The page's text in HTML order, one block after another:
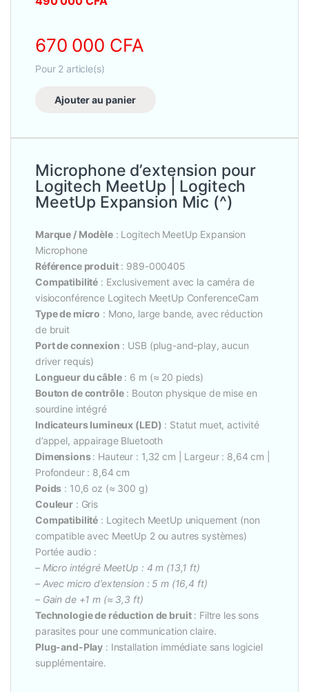
670 000 CFA
Pour 2 article(s)
Ajouter au panier
Microphone d’extension pour
Logitech MeetUp | Logitech
MeetUp Expansion Mic (^)
Marque / Modèle: Logitech MeetUp Expansion
Microphone
Référence produit: 989-000405
Compatibilité : Exclusivement avec la caméra de
visioconférence Logitech MeetUp ConferenceCam
Type de micro : Mono, large bande, avec réduction
de bruit
Port de connexion : USB (plug-and-play, aucun
driver requis)
Longueur du câble: 6 m (≈ 20 pieds)
Bouton de contrôle: Bouton physique de mise en
sourdine intégré
Indicateurs lumineux (LED) : Statut muet, activité
d’appel, appairage Bluetooth
Dimensions: Hauteur : 1,32 cm | Largeur : 8,64 cm |
Profondeur : 8,64 cm
Poids : 10,6 oz (≈ 300 g)
Couleur : Gris
Compatibilité : Logitech MeetUp uniquement (non
compatible avec MeetUp 2 ou autres systèmes)
Portée audio :
– Micro intégré MeetUp : 4 m (13,1 ft)
– Avec micro d’extension : 5 m (16,4 ft)
– Gain de +1 m (≈ 3,3 ft)
Technologie de réduction de bruit: Filtre les sons
parasites pour une communication claire.
Plug-and-Play : Installation immédiate sans logiciel
supplémentaire.